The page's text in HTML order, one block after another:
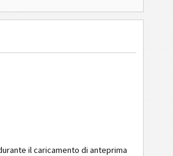
il caricamento di anteprima